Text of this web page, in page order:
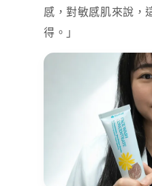
感，對敏感肌來說，
得。」